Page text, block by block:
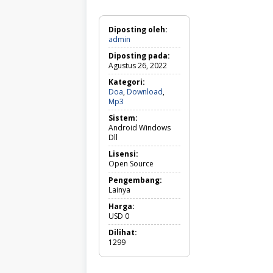
Diposting oleh:
admin
Diposting pada:
Agustus 26, 2022
Kategori:
Doa, Download,
Mp3
Download,
Mp3
Sistem:
Android Windows
Dll
Lisensi:
Open Source
Pengembang:
Lainya
Harga:
USD 0
Dilihat:
1299